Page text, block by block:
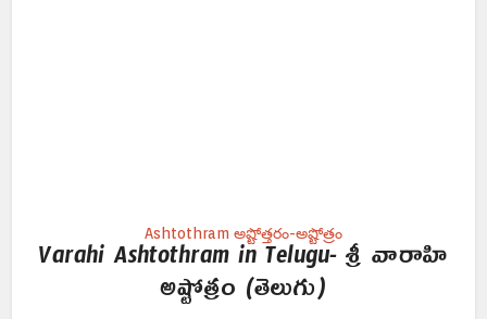
Ashtothram అష్టోత్తరం-అష్టోత్రం
Varahi Ashtothram in Telugu- శ్రీ వారాహి
అష్టోత్రం (తెలుగు)